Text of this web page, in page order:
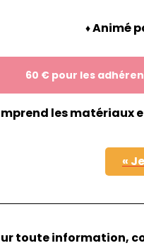
♦Animé
60 € pour les
les matériaux
«
toute information,